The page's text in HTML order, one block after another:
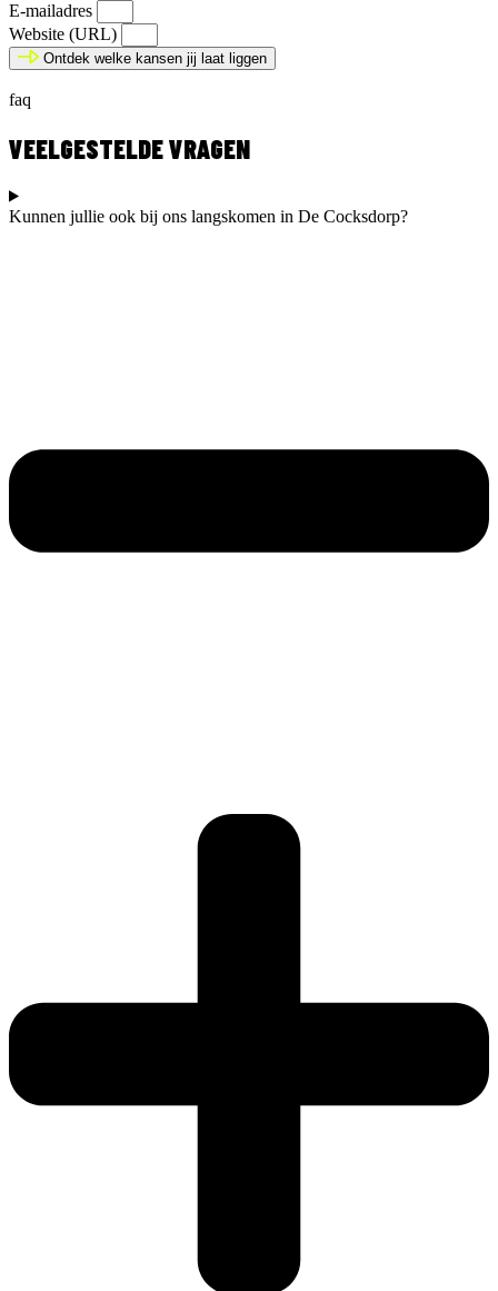
E-mailadres
Website (URL)
Ontdek welke kansen jij laat liggen
faq
VEELGESTELDE VRAGEN
Kunnen jullie ook bij ons langskomen in De Cocksdorp?